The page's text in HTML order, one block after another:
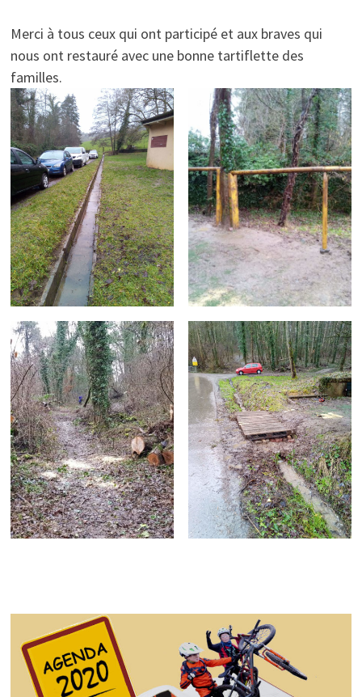
Merci à tous ceux qui ont participé et aux braves qui
nous ont restauré avec une bonne tartiflette des
familles.